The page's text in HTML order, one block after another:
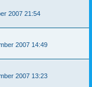
2007 21:54
2007 14:49
2007 13:23